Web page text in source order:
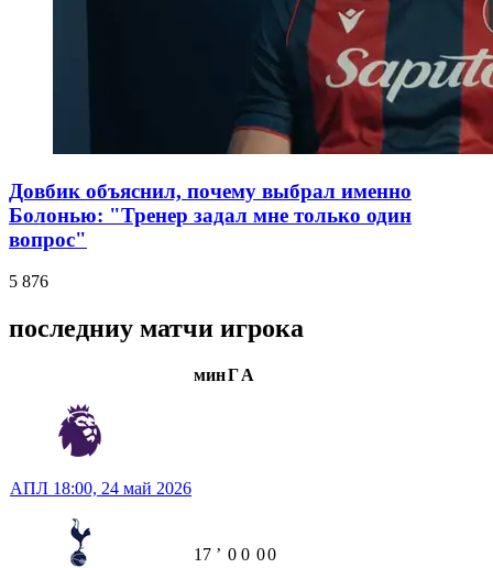
Довбик объяснил, почему выбрал именно
Болонью: "Тренер задал мне только один
вопрос"
5 876
последниу матчи игрока
минГА
АПЛ 18:00, 24 май 2026
17 ʼ 0 0 00